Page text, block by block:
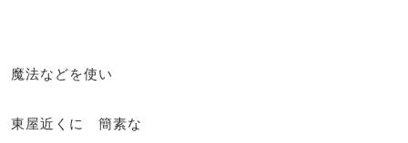
魔法などを使い
東屋近くに 簡素な